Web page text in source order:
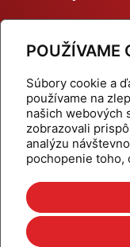
POUŽÍVAME
Súbory cookie a
používame na
našich webových
zobrazovali
analýzu
pochopenie toho,
Dynamické
Domov
Aktuality
Kalkulačky
Na stiahnutie